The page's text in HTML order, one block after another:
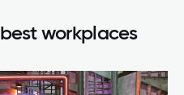
best workplaces